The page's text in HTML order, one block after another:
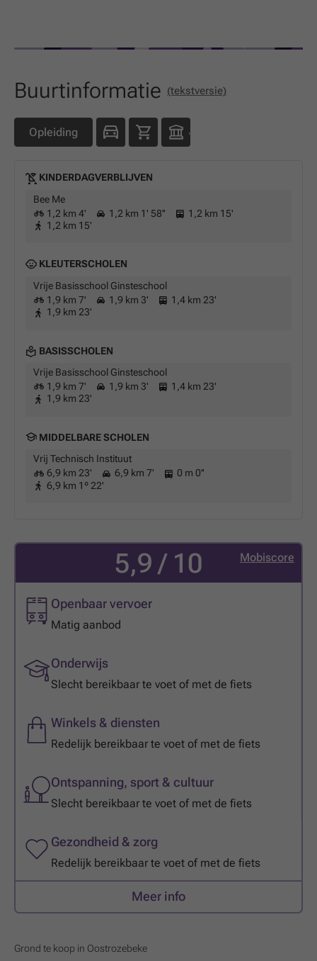
Buurtinformatie (tekstversie)
Opleiding
KINDERDAGVERBLIJVEN
Bee Me
1,2 km 4'
1,2 km 1' 58''
1,2 km 15'
1,2 km 15'
KLEUTERSCHOLEN
Vrije Basisschool Ginsteschool
1,9 km 7'
1,9 km 3'
1,4 km 23'
1,9 km 23'
BASISSCHOLEN
Vrije Basisschool Ginsteschool
1,9 km 7'
1,9 km 3'
1,4 km 23'
1,9 km 23'
MIDDELBARE SCHOLEN
Vrij Technisch Instituut
6,9 km 23'
6,9 km 7'
0 m 0''
6,9 km 1º 22'
Mobiscore
5,9 / 10
Openbaar vervoer
Matig aanbod
Onderwijs
Slecht bereikbaar te voet of met de fiets
Winkels & diensten
Redelijk bereikbaar te voet of met de fiets
Ontspanning, sport & cultuur
Slecht bereikbaar te voet of met de fiets
Gezondheid & zorg
Redelijk bereikbaar te voet of met de fiets
Meer info
Grond te koop in Oostrozebeke